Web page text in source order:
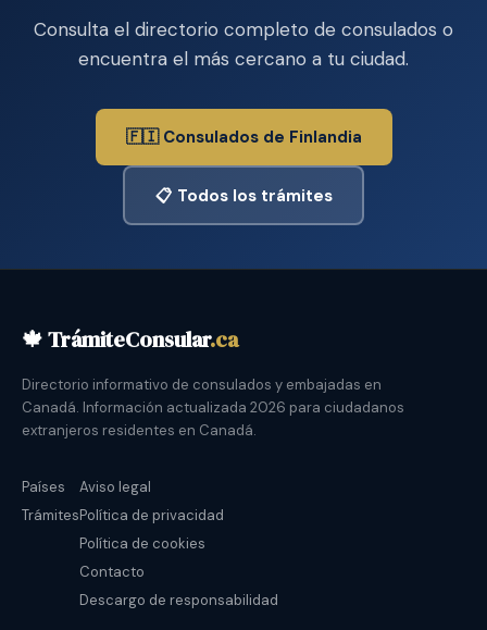
Consulta el directorio completo de consulados o
encuentra el más cercano a tu ciudad.
🇫🇮 Consulados de Finlandia
📋 Todos los trámites
🍁 TrámiteConsular.ca
Directorio informativo de consulados y embajadas en
Canadá. Información actualizada 2026 para ciudadanos
extranjeros residentes en Canadá.
Países
Trámites
Aviso legal
Política de privacidad
Política de cookies
Contacto
Descargo de responsabilidad